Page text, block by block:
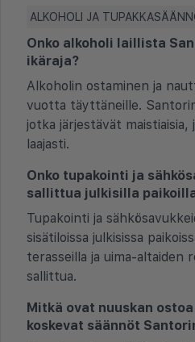
ALKOHOLI JA
Onko alkoholi laillista
ikäraja?
Alkoholin ostaminen ja
vuotta täyttäneille.
jotka järjestävät maistiaisia,
laajasti.
Onko tupakointi ja
sallittua julkisilla
Tupakointi ja
sisätiloissa julkisissa
terasseilla ja uima-altaiden
sallittua.
Mitkä ovat nuuskan
koskevat säännöt